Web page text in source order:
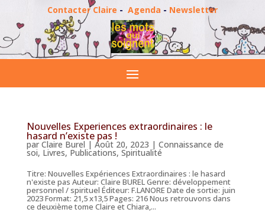
Contacter Claire - Agenda - Newsletter
Nouvelles Experiences extraordinaires : le
hasard n’existe pas !
par Claire Burel | Août 20, 2023 | Connaissance de
soi, Livres, Publications, Spiritualité
Titre: Nouvelles Expériences Extraordinaires : le hasard
n'existe pas Auteur: Claire BUREL Genre: développement
personnel / spirituel Éditeur: F.LANORE Date de sortie: juin
2023 Format: 21,5 x13,5 Pages: 216 Nous retrouvons dans
ce deuxième tome Claire et Chiara,...